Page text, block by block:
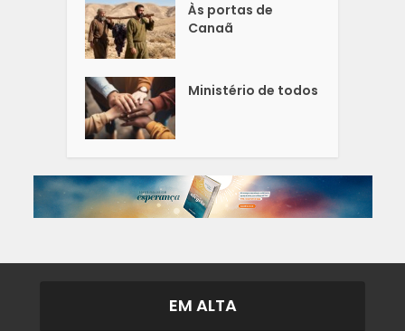
Às portas de
Canaã
Ministério de todos
EM ALTA